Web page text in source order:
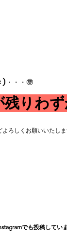
)・・・🤓
残りわ
ろしくお願いいたし
でも投稿してい